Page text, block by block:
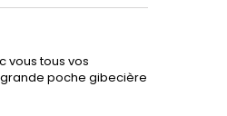
vous tous vos
poche gibecière